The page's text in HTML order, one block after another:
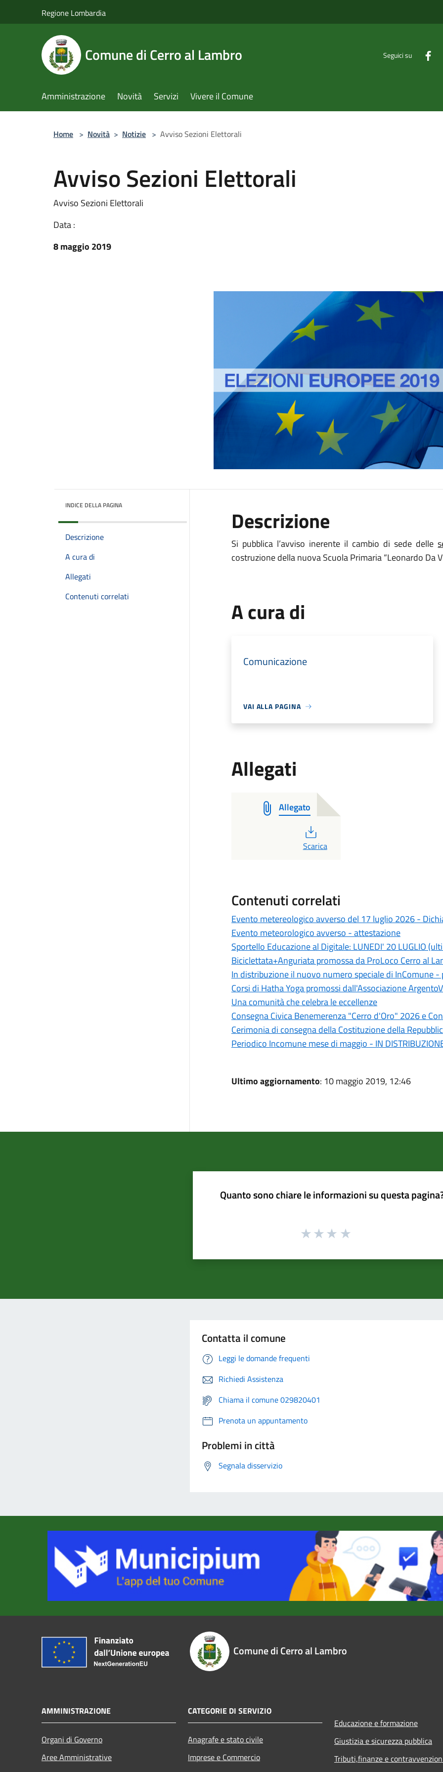
Regione Lombardia
Comune di Cerro al Lambro Seguici su
Amministrazione Novità Servizi Vivere il Comune
Home > Novità > Notizie > Avviso Sezioni Elettorali
Avviso Sezioni Elettorali
Avviso Sezioni Elettorali
Data :
8 maggio 2019
INDICE DELLA PAGINA
Descrizione
A cura di
Allegati
Contenuti correlati
Descrizione
Si pubblica l’avviso inerente il cambio di sede delle
costruzione della nuova Scuola Primaria “Leonardo Da
A cura di
Comunicazione
VAI ALLA PAGINA
Allegati
Allegato
PDF
Scarica
Contenuti correlati
Evento metereologico avverso del 17 luglio 2026 -
Evento meteorologico avverso - attestazione
Sportello Educazione al Digitale: LUNEDI' 20 LUGLIO
Biciclettata+Anguriata promossa da ProLoco Cerro al
In distribuzione il nuovo numero speciale di InComune
Corsi di Hatha Yoga promossi dall'Associazione
Una comunità che celebra le eccellenze
Consegna Civica Benemerenza "Cerro d'Oro" 2026 e
Cerimonia di consegna della Costituzione della
Periodico Incomune mese di maggio - IN
Ultimo aggiornamento: 10 maggio 2019, 12:46
Quanto sono chiare le informazioni su questa
Contatta il comune
Leggi le domande frequenti
Richiedi Assistenza
Chiama il comune 029820401
Prenota un appuntamento
Problemi in città
Segnala disservizio
Comune di Cerro al Lambro
AMMINISTRAZIONE
Organi di Governo
Aree Amministrative
CATEGORIE DI SERVIZIO
Anagrafe e stato civile
Imprese e Commercio
Educazione e formazione
Giustizia e sicurezza pubblica
Tributi,finanze e